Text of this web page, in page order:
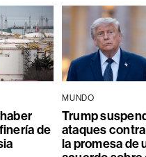
de
MUNDO
Trump
ataques
la promesa de